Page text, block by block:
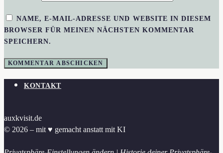
NAME, E-MAIL-ADRESSE UND WEBSITE IN DIESEM
BROWSER FÜR MEINEN NÄCHSTEN KOMMENTAR
SPEICHERN.
KONTAKT
auxkvisit.de
© 2026 – mit ♥︎ gemacht anstatt mit KI